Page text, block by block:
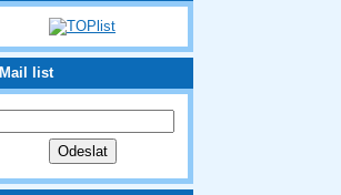
Mail list